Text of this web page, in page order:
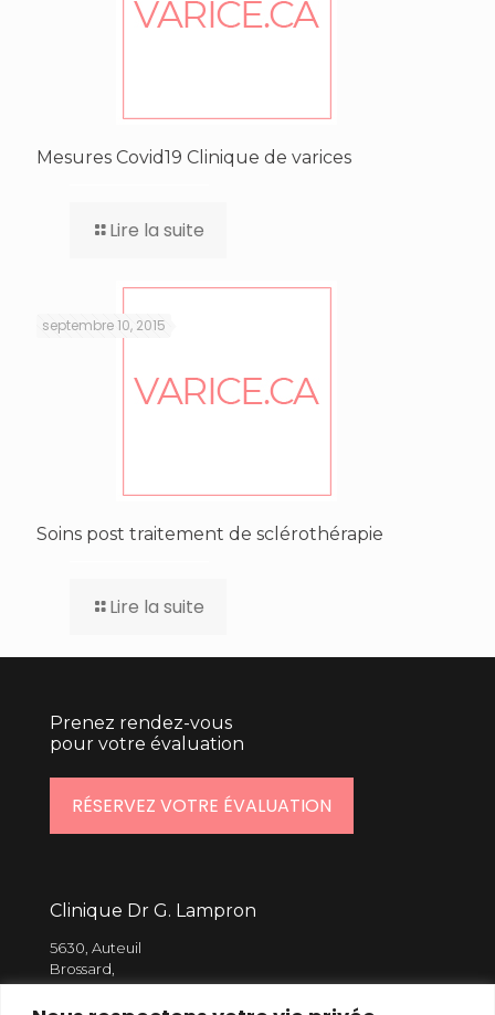
Mesures Covid19 Clinique de varices
Lire la suite
septembre 10, 2015
Soins post traitement de sclérothérapie
Lire la suite
Prenez rendez-vous
pour votre évaluation
RÉSERVEZ VOTRE ÉVALUATION
Clinique Dr G. Lampron
5630, Auteuil
Brossard,
J4Z 1M4